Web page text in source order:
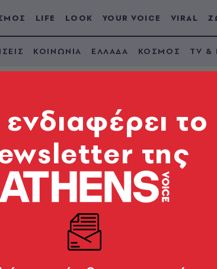
LIFE LOOK YOUR VOICE VIRAL
ΚΟΙΝΩΝΙΑ ΕΛΛΑΔΑ ΚΟΣΜΟΣ TV &
οι αδελφοί
ενδιαφέρει το
της